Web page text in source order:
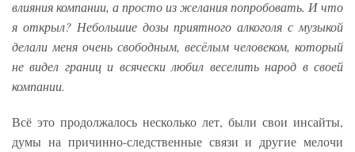
влияния компании, а просто из желания попробовать. И что
я открыл? Небольшие дозы приятного алкоголя с музыкой
делали меня очень свободным, весёлым человеком, который
не видел границ и всячески любил веселить народ в своей
компании.
Всё это продолжалось несколько лет, были свои инсайты,
думы на причинно-следственные связи и другие мелочи